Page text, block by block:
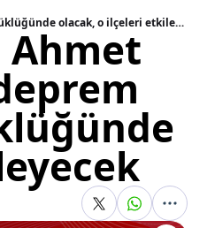
Ünlü profesör Övgün Ahmet Ercan'dan korkutan deprem açıklaması! 6.5 büyüklüğünde olacak, o ilçeleri etkileyecek
Ahmet